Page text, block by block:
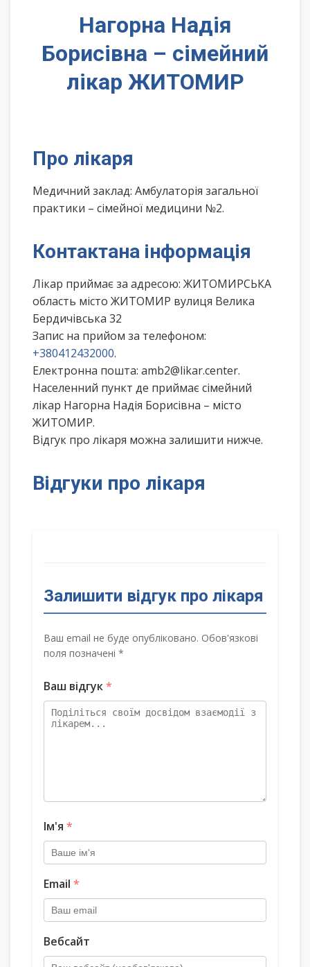
Нагорна Надія
Борисівна – сімейний
лікар ЖИТОМИР
Про лікаря
Медичний заклад: Амбулаторія загальної
практики – сімейної медицини №2.
Контактана інформація
Лікар приймає за адресою: ЖИТОМИРСЬКА
область місто ЖИТОМИР вулиця Велика
Бердичівська 32
Запис на прийом за телефоном:
+380412432000.
Електронна пошта: amb2@likar.center.
Населенний пункт де приймає сімейний
лікар Нагорна Надія Борисівна – місто
ЖИТОМИР.
Відгук про лікаря можна залишити нижче.
Відгуки про лікаря
Залишити відгук про лікаря
Ваш email не буде опубліковано. Обов'язкові
поля позначені *
Ваш відгук*
Ім'я *
Email *
Вебсайт